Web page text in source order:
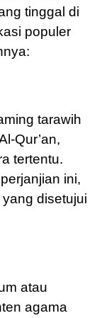
tinggal di
populer
tarawih
Qur’an,
tertentu.
ini,
disetujui
atau
agama